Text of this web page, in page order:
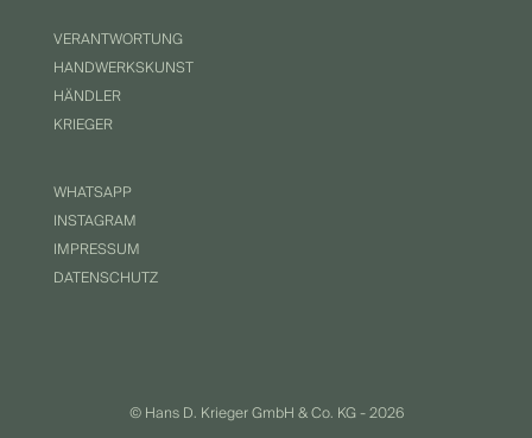
VERANTWORTUNG
HANDWERKSKUNST
HÄNDLER
KRIEGER
WHATSAPP
INSTAGRAM
IMPRESSUM
DATENSCHUTZ
© Hans D. Krieger GmbH & Co. KG -2026